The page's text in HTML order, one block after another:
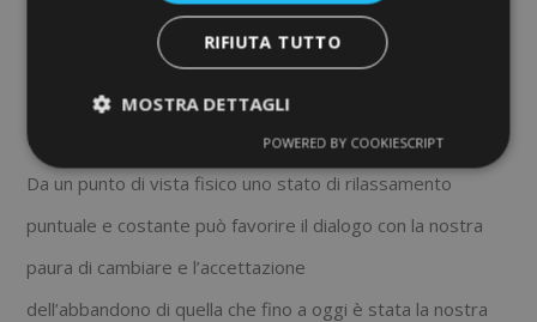
PARTIAMO DAL RELAX
Da un punto di vista fisico uno stato di rilassamento
puntuale e costante può favorire il dialogo con la nostra
paura di cambiare e l’accettazione
dell’abbandono di quella che fino a oggi è stata la nostra
RIFIUTA TUTTO
MOSTRA DETTAGLI
POWERED BY COOKIESCRIPT